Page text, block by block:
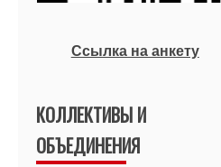
Ссылка на анкету
КОЛЛЕКТИВЫ И
ОБЪЕДИНЕНИЯ